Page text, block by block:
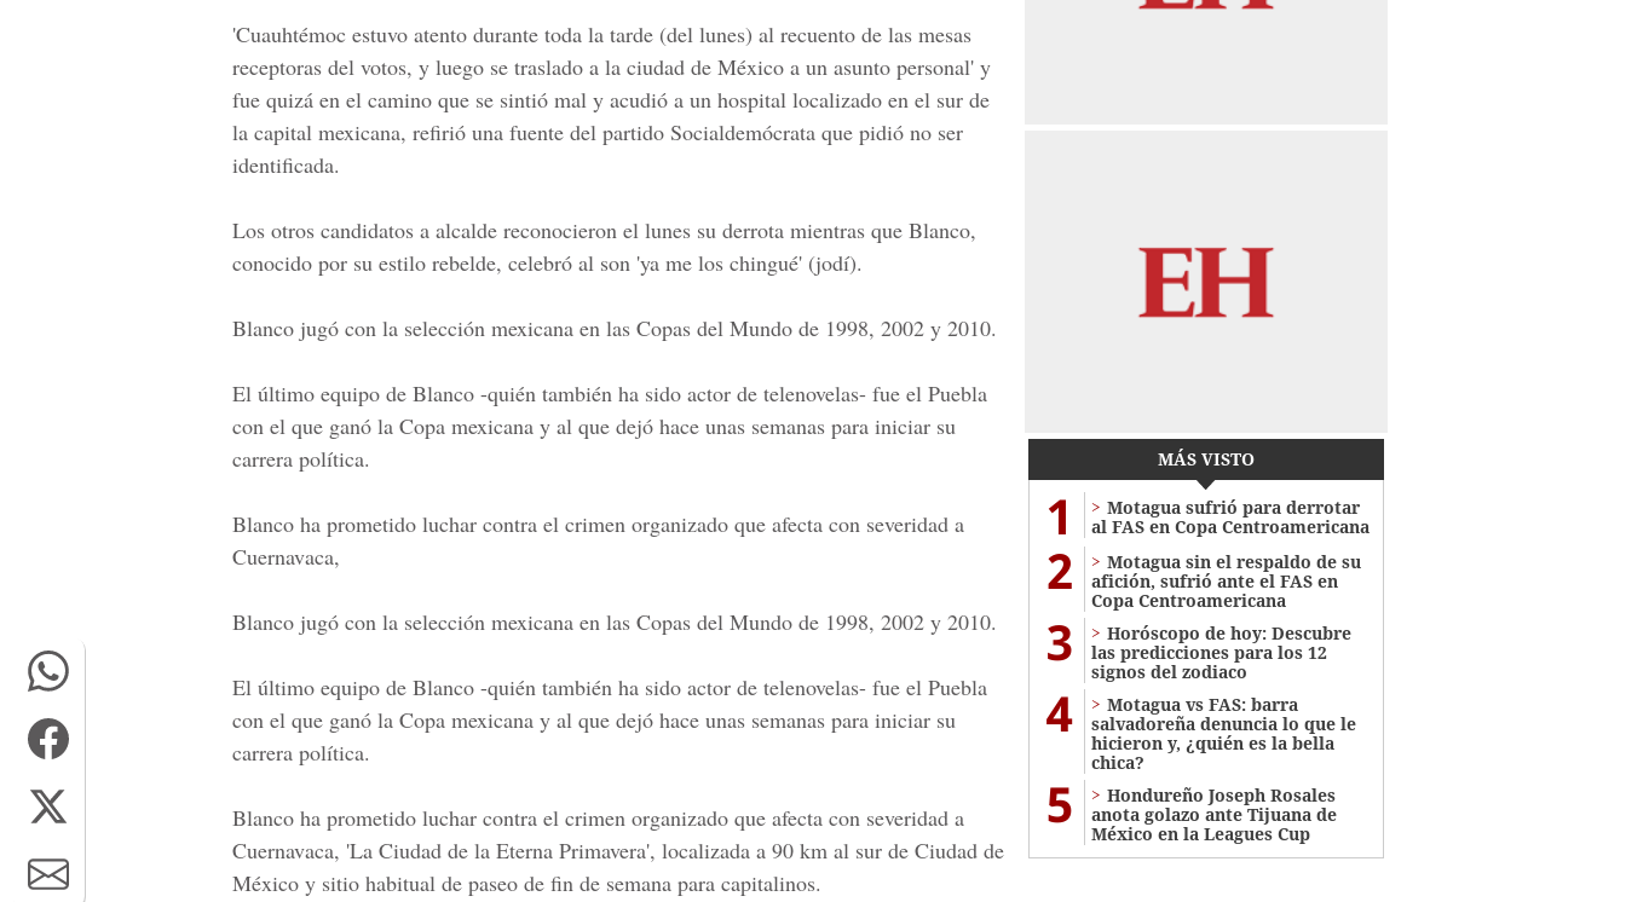
'Cuauhtémoc estuvo atento durante toda la tarde (del lunes) al recuento de las mesas
receptoras del votos, y luego se traslado a la ciudad de México a un asunto personal' y
fue quizá en el camino que se sintió mal y acudió a un hospital localizado en el sur de
la capital mexicana, refirió una fuente del partido Socialdemócrata que pidió no ser
identificada.
Los otros candidatos a alcalde reconocieron el lunes su derrota mientras que Blanco,
conocido por su estilo rebelde, celebró al son 'ya me los chingué' (jodí).
Blanco jugó con la selección mexicana en las Copas del Mundo de 1998, 2002 y 2010.
El último equipo de Blanco -quién también ha sido actor de telenovelas- fue el Puebla
con el que ganó la Copa mexicana y al que dejó hace unas semanas para iniciar su
carrera política.
Blanco ha prometido luchar contra el crimen organizado que afecta con severidad a
Cuernavaca,
Blanco jugó con la selección mexicana en las Copas del Mundo de 1998, 2002 y 2010.
El último equipo de Blanco -quién también ha sido actor de telenovelas- fue el Puebla
con el que ganó la Copa mexicana y al que dejó hace unas semanas para iniciar su
carrera política.
Blanco ha prometido luchar contra el crimen organizado que afecta con severidad a
Cuernavaca, 'La Ciudad de la Eterna Primavera', localizada a 90 km al sur de Ciudad de
México y sitio habitual de paseo de fin de semana para capitalinos.
MÁS VISTO
1
Motagua sufrió para derrotar
al FAS en Copa Centroamericana
2
Motagua sin el respaldo de su
afición, sufrió ante el FAS en
Copa Centroamericana
3
Horóscopo de hoy: Descubre
las predicciones para los 12
signos del zodiaco
4
Motagua vs FAS: barra
salvadoreña denuncia lo que le
hicieron y, ¿quién es la bella
chica?
5
Hondureño Joseph Rosales
anota golazo ante Tijuana de
México en la Leagues Cup